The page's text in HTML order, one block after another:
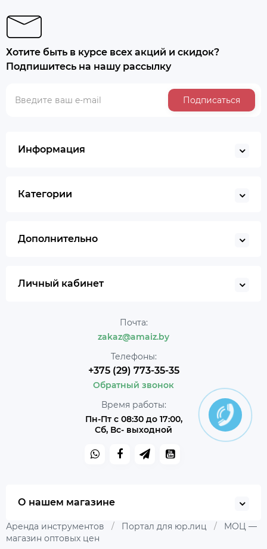
Хотите быть в курсе всех акций и скидок?
Подпишитесь на нашу рассылку
Подписаться
Информация
Категории
Дополнительно
Личный кабинет
Почта:
zakaz@amaiz.by
Телефоны:
+375 (29) 773-35-35
Обратный звонок
Время работы:
Пн-Пт с 08:30 до 17:00,
Сб, Вс- выходной
О нашем магазине
Аренда инструментов / Портал для юр.лиц /
МОЦ —
магазин оптовых цен